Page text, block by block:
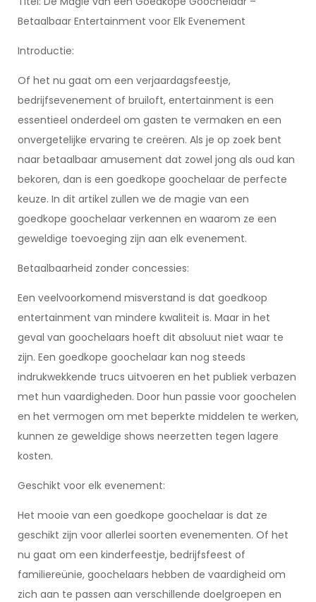
Betaalbaar Entertainment voor Elk Evenement
Introductie:
Of het nu gaat om een verjaardagsfeestje,
bedrijfsevenement of bruiloft, entertainment is een
essentieel onderdeel om gasten te vermaken en een
onvergetelijke ervaring te creëren. Als je op zoek bent
naar betaalbaar amusement dat zowel jong als oud kan
bekoren, dan is een goedkope goochelaar de perfecte
keuze. In dit artikel zullen we de magie van een
goedkope goochelaar verkennen en waarom ze een
geweldige toevoeging zijn aan elk evenement.
Betaalbaarheid zonder concessies:
Een veelvoorkomend misverstand is dat goedkoop
entertainment van mindere kwaliteit is. Maar in het
geval van goochelaars hoeft dit absoluut niet waar te
zijn. Een goedkope goochelaar kan nog steeds
indrukwekkende trucs uitvoeren en het publiek verbazen
met hun vaardigheden. Door hun passie voor goochelen
en het vermogen om met beperkte middelen te werken,
kunnen ze geweldige shows neerzetten tegen lagere
kosten.
Geschikt voor elk evenement:
Het mooie van een goedkope goochelaar is dat ze
geschikt zijn voor allerlei soorten evenementen. Of het
nu gaat om een kinderfeestje, bedrijfsfeest of
familiereünie, goochelaars hebben de vaardigheid om
zich aan te passen aan verschillende doelgroepen en